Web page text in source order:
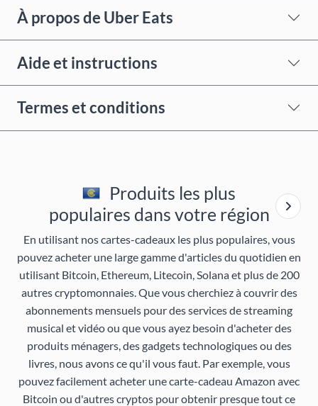
À propos de Uber Eats
Aide et instructions
Termes et conditions
Produits les plus
populaires dans votre région
En utilisant nos cartes-cadeaux les plus populaires, vous
pouvez acheter une large gamme d'articles du quotidien en
utilisant Bitcoin, Ethereum, Litecoin, Solana et plus de 200
autres cryptomonnaies. Que vous cherchiez à couvrir des
abonnements mensuels pour des services de streaming
musical et vidéo ou que vous ayez besoin d'acheter des
produits ménagers, des gadgets technologiques ou des
livres, nous avons ce qu'il vous faut. Par exemple, vous
pouvez facilement acheter une carte-cadeau Amazon avec
Bitcoin ou d'autres cryptos pour obtenir presque tout ce